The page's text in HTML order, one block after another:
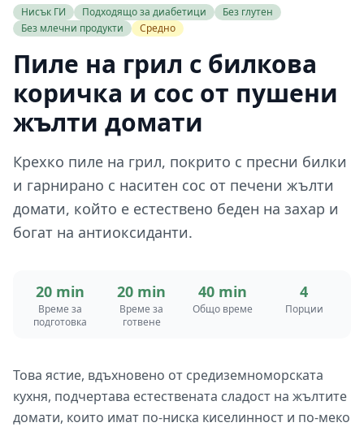
Нисък ГИ Подходящо за диабетици
Без глутен
Без млечни продукти
Средно
Пиле на грил с билкова
коричка и сос от пушени
жълти домати
Крехко пиле на грил, покрито с пресни билки
и гарнирано с наситен сос от печени жълти
домати, който е естествено беден на захар и
богат на антиоксиданти.
20 min
Време за
подготовка
20 min
Време за
готвене
40 min
Общо време
4
Порции
Това ястие, вдъхновено от средиземноморската
кухня, подчертава естествената сладост на жълтите
домати, които имат по-ниска киселинност и по-меко